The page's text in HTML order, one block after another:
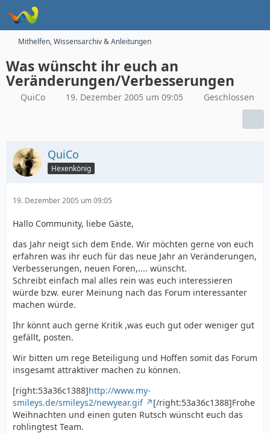
Mithelfen, Wissensarchiv & Anleitungen
Was wünscht ihr euch an
Veränderungen/Verbesserungen
QuiCo 19. Dezember 2005 um 09:05 Geschlossen
QuiCo
Hexenkönig
19. Dezember 2005 um 09:05
Hallo Community, liebe Gäste,
das Jahr neigt sich dem Ende. Wir möchten gerne von euch
erfahren was ihr euch für das neue Jahr an Veränderungen,
Verbesserungen, neuen Foren,.... wünscht.
Schreibt einfach mal alles rein was euch interessieren
würde bzw. eurer Meinung nach das Forum interessanter
machen würde.
Ihr könnt auch gerne Kritik ,was euch gut oder weniger gut
gefällt, posten.
Wir bitten um rege Beteiligung und Hoffen somit das Forum
insgesamt attraktiver machen zu können.
[right:53a36c1388]http://www.my-
smileys.de/smileys2/newyear.gif
[/right:53a36c1388]Frohe
Weihnachten und einen guten Rutsch wünscht euch das
rohlingtest Team.